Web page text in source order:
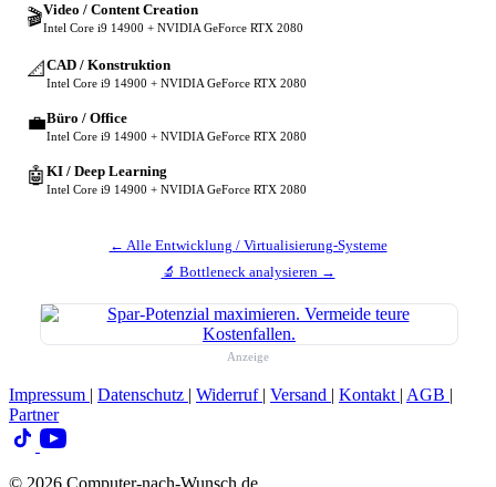
🎬Video / Content Creation
Intel Core i9 14900 + NVIDIA GeForce RTX 2080
📐 CAD / Konstruktion
Intel Core i9 14900 + NVIDIA GeForce RTX 2080
💼Büro / Office
Intel Core i9 14900 + NVIDIA GeForce RTX 2080
🤖 KI / Deep Learning
Intel Core i9 14900 + NVIDIA GeForce RTX 2080
← Alle Entwicklung / Virtualisierung-Systeme
🔬 Bottleneck analysieren →
Anzeige
Impressum | Datenschutz | Widerruf | Versand | Kontakt | AGB |
Partner
© 2026 Computer-nach-Wunsch.de